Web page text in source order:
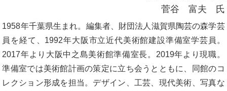
菅谷 富夫 氏
1958年千葉県生まれ。編集者、財団法人滋賀県陶芸の森学芸
員を経て、1992年大阪市立近代美術館建設準備室学芸員。
2017年より大阪中之島美術館準備室長。2019年より現職。
準備室では美術館計画の策定に立ち会うとともに、同館のコ
レクション形成を担当。デザイン、工芸、現代美術、写真な